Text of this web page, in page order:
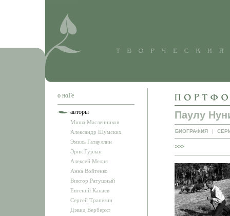
о ноГе
авторы
Миша Масленников
Александр Шумских
Эмиль Гатауллин
Эрик Гурлан
Алексей Мелия
Анна Войтенко
Виктор Ратушный
Евгений Канаев
Сергей Трапезин
Дэвид Верберкт
Паулу
БИОГРАФИЯ |
>>>